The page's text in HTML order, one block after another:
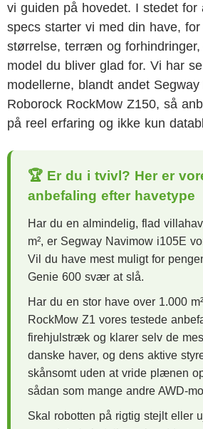
vi guiden på hovedet. I stedet for
specs starter vi med din have,
størrelse, terræn og
model du bliver glad for. Vi har
modellerne, blandt andet
Roborock RockMow Z150, så
på reel erfaring og ikke kun
🏆 Er du i tvivl? Her er
anbefaling efter havetype
Har du en almindelig, flad
m², er Segway Navimow i105E
Vil du have mest muligt for
Genie 600 svær at slå.
Har du en stor have over 1.000
RockMow Z1 vores testede
firehjulstræk og klarer selv de
danske haver, og dens aktive
skånsomt uden at vride plænen
sådan som mange andre AWD-
Skal robotten på rigtig stejlt eller